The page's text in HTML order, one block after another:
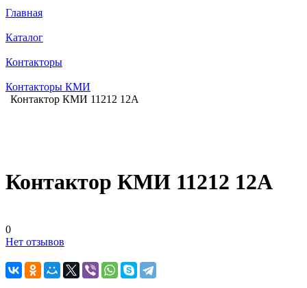
Главная
Каталог
Контакторы
Контакторы КМИ
Контактор КМИ 11212 12А
Контактор КМИ 11212 12А
0
Нет отзывов